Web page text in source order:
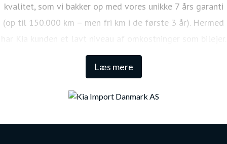
Læs mere
kvalitet, som vi bakker op med vores unikke 7 års garanti
(op til 150.000 km – men fri km i de første 3 år). Hermed
har Kia kunden et lavt niveau af omkostninger som bilejer.
Den lange garanti sikrer samtidig én af de højeste
restværdier i markedet.